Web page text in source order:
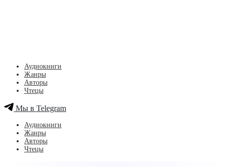
Аудиокниги
Жанры
Авторы
Чтецы
Мы в Telegram
Аудиокниги
Жанры
Авторы
Чтецы